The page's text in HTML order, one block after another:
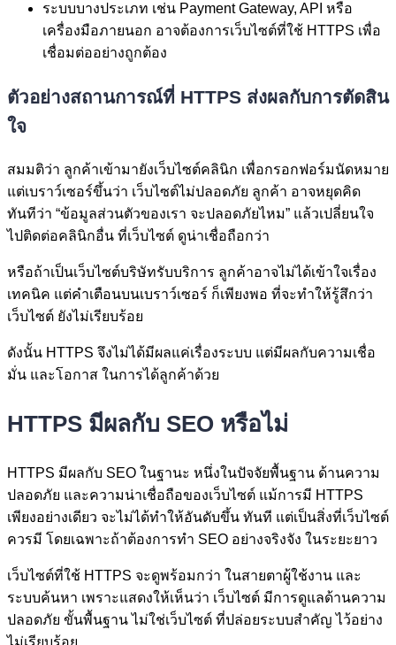
ระบบบางประเภท เช่น Payment Gateway, API หรือ
เครื่องมือภายนอก อาจต้องการเว็บไซต์ที่ใช้ HTTPS เพื่อ
เชื่อมต่ออย่างถูกต้อง
ตัวอย่างสถานการณ์ที่ HTTPS ส่งผลกับการตัดสิน
ใจ
สมมติว่า ลูกค้าเข้ามายังเว็บไซต์คลินิก เพื่อกรอกฟอร์มนัดหมาย
แต่เบราว์เซอร์ขึ้นว่า เว็บไซต์ไม่ปลอดภัย ลูกค้า อาจหยุดคิด
ทันทีว่า “ข้อมูลส่วนตัวของเรา จะปลอดภัยไหม” แล้วเปลี่ยนใจ
ไปติดต่อคลินิกอื่น ที่เว็บไซต์ ดูน่าเชื่อถือกว่า
หรือถ้าเป็นเว็บไซต์บริษัทรับบริการ ลูกค้าอาจไม่ได้เข้าใจเรื่อง
เทคนิค แต่คำเตือนบนเบราว์เซอร์ ก็เพียงพอ ที่จะทำให้รู้สึกว่า
เว็บไซต์ ยังไม่เรียบร้อย
ดังนั้น HTTPS จึงไม่ได้มีผลแค่เรื่องระบบ แต่มีผลกับความเชื่อ
มั่น และโอกาส ในการได้ลูกค้าด้วย
HTTPS มีผลกับ SEO หรือไม่
HTTPS มีผลกับ SEO ในฐานะ หนึ่งในปัจจัยพื้นฐาน ด้านความ
ปลอดภัย และความน่าเชื่อถือของเว็บไซต์ แม้การมี HTTPS
เพียงอย่างเดียว จะไม่ได้ทำให้อันดับขึ้น ทันที แต่เป็นสิ่งที่เว็บไซต์
ควรมี โดยเฉพาะถ้าต้องการทำ SEO อย่างจริงจัง ในระยะยาว
เว็บไซต์ที่ใช้ HTTPS จะดูพร้อมกว่า ในสายตาผู้ใช้งาน และ
ระบบค้นหา เพราะแสดงให้เห็นว่า เว็บไซต์ มีการดูแลด้านความ
ปลอดภัย ขั้นพื้นฐาน ไม่ใช่เว็บไซต์ ที่ปล่อยระบบสำคัญ ไว้อย่าง
ไม่เรียบร้อย